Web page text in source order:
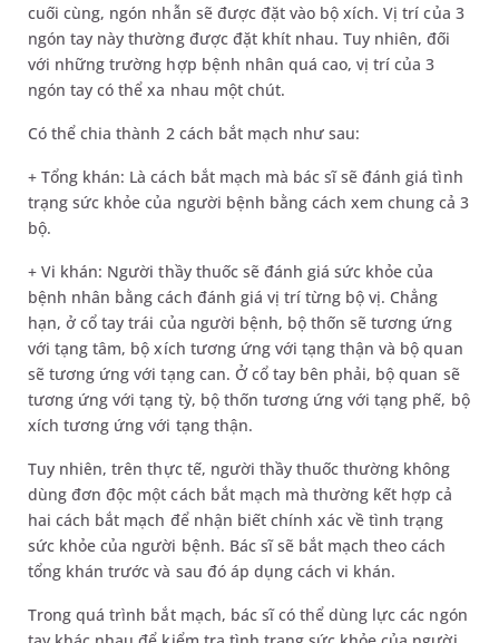
cuối cùng, ngón nhẫn sẽ được đặt vào bộ xích. Vị trí của 3
ngón tay này thường được đặt khít nhau. Tuy nhiên, đối
với những trường hợp bệnh nhân quá cao, vị trí của 3
ngón tay có thể xa nhau một chút.
Có thể chia thành 2 cách bắt mạch như sau:
+ Tổng khán: Là cách bắt mạch mà bác sĩ sẽ đánh giá tình
trạng sức khỏe của người bệnh bằng cách xem chung cả 3
bộ.
+ Vi khán: Người thầy thuốc sẽ đánh giá sức khỏe của
bệnh nhân bằng cách đánh giá vị trí từng bộ vị. Chẳng
hạn, ở cổ tay trái của người bệnh, bộ thốn sẽ tương ứng
với tạng tâm, bộ xích tương ứng với tạng thận và bộ quan
sẽ tương ứng với tạng can. Ở cổ tay bên phải, bộ quan sẽ
tương ứng với tạng tỳ, bộ thốn tương ứng với tạng phế, bộ
xích tương ứng với tạng thận.
Tuy nhiên, trên thực tế, người thầy thuốc thường không
dùng đơn độc một cách bắt mạch mà thường kết hợp cả
hai cách bắt mạch để nhận biết chính xác về tình trạng
sức khỏe của người bệnh. Bác sĩ sẽ bắt mạch theo cách
tổng khán trước và sau đó áp dụng cách vi khán.
Trong quá trình bắt mạch, bác sĩ có thể dùng lực các ngón